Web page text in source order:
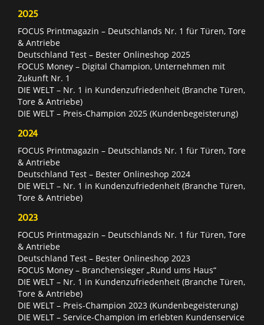
2025
FOCUS Printmagazin – Deutschlands Nr. 1 für Türen, Tore
& Antriebe
Deutschland Test – Bester Onlineshop 2025
FOCUS Money – Digital Champion, Unternehmen mit
Zukunft Nr. 1
DIE WELT – Nr. 1 in Kundenzufriedenheit (Branche Türen,
Tore & Antriebe)
DIE WELT – Preis-Champion 2025 (Kundenbegeisterung)
2024
FOCUS Printmagazin – Deutschlands Nr. 1 für Türen, Tore
& Antriebe
Deutschland Test – Bester Onlineshop 2024
DIE WELT – Nr. 1 in Kundenzufriedenheit (Branche Türen,
Tore & Antriebe)
2023
FOCUS Printmagazin – Deutschlands Nr. 1 für Türen, Tore
& Antriebe
Deutschland Test – Bester Onlineshop 2023
FOCUS Money – Branchensieger „Rund ums Haus“
DIE WELT – Nr. 1 in Kundenzufriedenheit (Branche Türen,
Tore & Antriebe)
DIE WELT – Preis-Champion 2023 (Kundenbegeisterung)
DIE WELT – Service-Champion im erlebten Kundenservice